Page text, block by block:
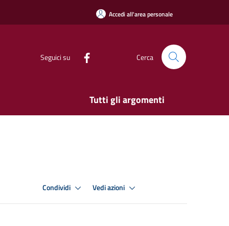
Accedi all'area personale
Seguici su Cerca
Tutti gli argomenti
Condividi Vedi azioni